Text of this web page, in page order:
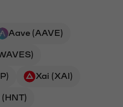
Aave (AAVE)
Xai (XAI)
(HNT)